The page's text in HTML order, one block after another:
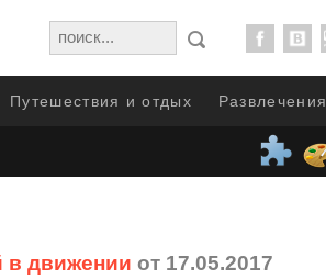
Путешествия и отдых Развлечения
в движении от 17.05.2017